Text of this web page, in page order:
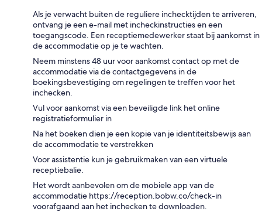
Als je verwacht buiten de reguliere inchecktijden te arriveren,
ontvang je een e-mail met incheckinstructies en een
toegangscode. Een receptiemedewerker staat bij aankomst in
de accommodatie op je te wachten.
Neem minstens 48 uur voor aankomst contact op met de
accommodatie via de contactgegevens in de
boekingsbevestiging om regelingen te treffen voor het
inchecken.
Vul voor aankomst via een beveiligde link het online
registratieformulier in
Na het boeken dien je een kopie van je identiteitsbewijs aan
de accommodatie te verstrekken
Voor assistentie kun je gebruikmaken van een virtuele
receptiebalie.
Het wordt aanbevolen om de mobiele app van de
accommodatie https://reception.bobw.co/check-in
voorafgaand aan het inchecken te downloaden.